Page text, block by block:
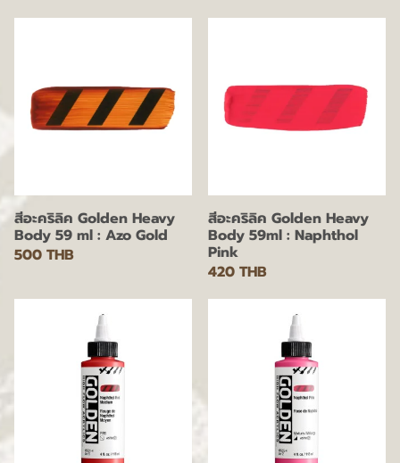
สีอะคริลิค Golden Heavy
Body 59 ml : Azo Gold
500 THB
สีอะคริลิค Golden Heavy
Body 59ml : Naphthol
Pink
420 THB